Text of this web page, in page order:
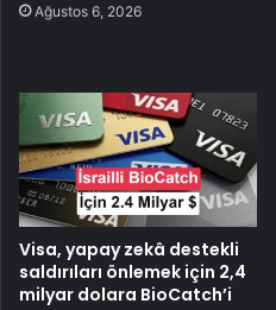
Ağustos 6, 2026
Visa, yapay zekâ destekli
saldırıları önlemek için 2,4
milyar dolara BioCatch’i